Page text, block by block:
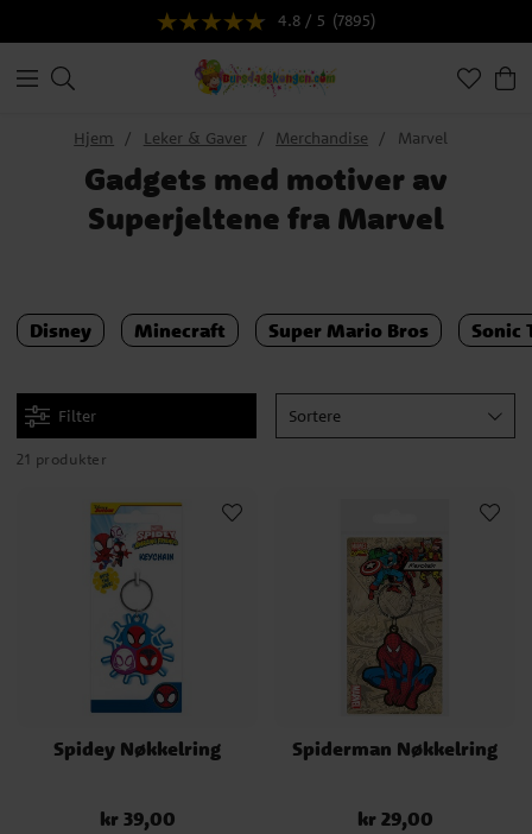
4.8 / 5 (7895)
Hjem Leker & Gaver Merchandise Marvel
Gadgets med motiver av
Superjeltene fra Marvel
Disney Minecraft Super Mario Bros Sonic
Filter Sortere
21 produkter
Spidey Nøkkelring
Pris:kr 39,00
kr 39,00
Spiderman Nøkkelring
Pris:kr 29,00
kr 29,00